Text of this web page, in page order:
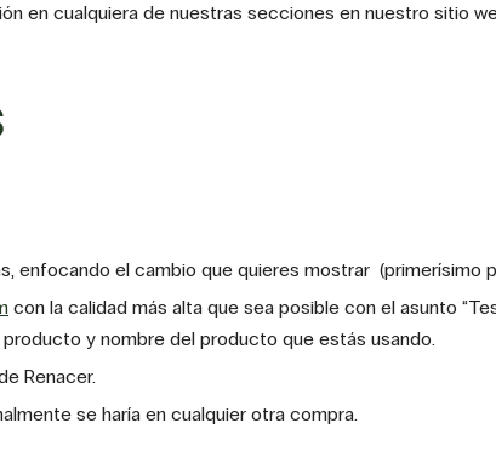
en cualquiera de nuestras secciones en nuestro sitio
enfocando el cambio que quieres mostrar (primerísimo
con la calidad más alta que sea posible con el asunto
y nombre del producto que estás usando.
Renacer.
se haría en cualquier otra compra.